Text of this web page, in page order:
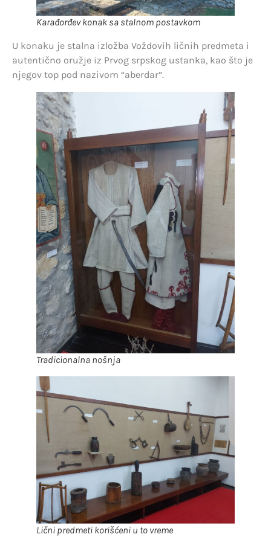
Karađorđev konak sa stalnom postavkom
U konaku je stalna izložba Voždovih ličnih predmeta i
autentično oružje iz Prvog srpskog ustanka, kao što je
njegov top pod nazivom “aberdar”.
Tradicionalna nošnja
Lični predmeti korišćeni u to vreme